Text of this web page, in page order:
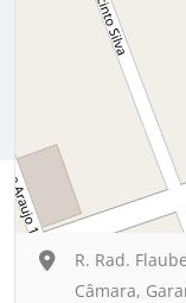
R. Rad.
Câmara,